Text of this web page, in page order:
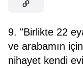
9. "Birlikte 22
ve arabamın
nihayet kendi